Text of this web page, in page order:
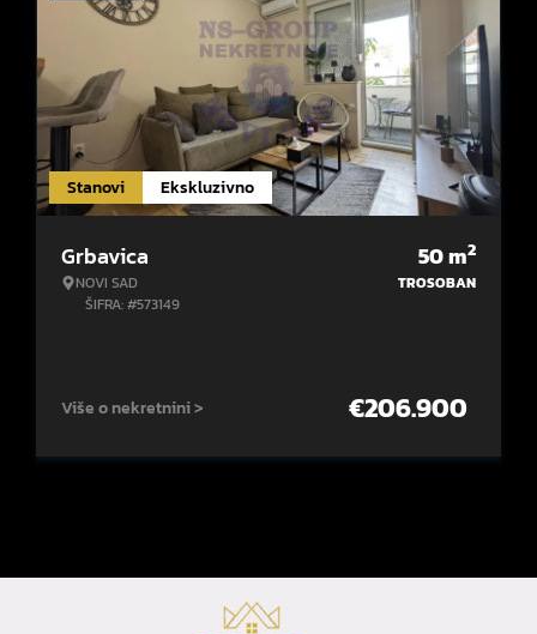
Stanovi Ekskluzivno
Grbavica
NOVI SAD
ŠIFRA: #573149
50m2
TROSOBAN
Više o nekretnini > €206.900